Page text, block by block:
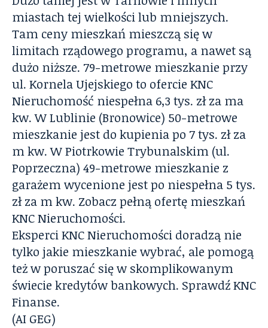
miastach tej wielkości lub mniejszych.
Tam ceny mieszkań mieszczą się w
limitach rządowego programu, a nawet są
dużo niższe. 79-metrowe mieszkanie przy
ul. Kornela Ujejskiego to ofercie KNC
Nieruchomość niespełna 6,3 tys. zł za ma
kw.W Lublinie (Bronowice) 50-metrowe
mieszkanie jest do kupienia po 7 tys. zł za
m kw.W Piotrkowie Trybunalskim (ul.
Poprzeczna) 49-metrowe mieszkanie z
garażemwycenione jest po niespełna 5 tys.
zł za m kw. Zobacz pełną ofertę mieszkań
KNC Nieruchomości.
Eksperci KNC Nieruchomości doradzą nie
tylko jakie mieszkanie wybrać, ale pomogą
też w poruszać się w skomplikowanym
świecie kredytów bankowych. Sprawdź KNC
Finanse.
(AI GEG)